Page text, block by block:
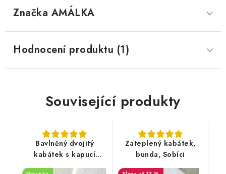
Značka AMÁLKA
Hodnocení produktu (1)
Související produkty
Bavlněný dvojitý
kabátek s kapucí
pudrově růžový, květy
Zateplený kabátek,
bunda, Sobíci